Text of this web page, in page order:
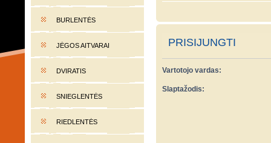
BURLENTĖS
JĖGOS AITVARAI
DVIRATIS
SNIEGLENTĖS
RIEDLENTĖS
PRISIJUNGTI
Vartotojo vardas:
Slaptažodis: